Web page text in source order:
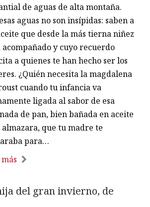
de aguas de alta montaña.
aguas no son insípidas: saben a
que desde la más tierna niñez
acompañado y cuyo recuerdo
a quienes te han hecho ser los
¿Quién necesita la magdalena
cuando tu infancia va
ligada al sabor de esa
de pan, bien bañada en aceite
almazara, que tu madre te
para…
del gran invierno, de